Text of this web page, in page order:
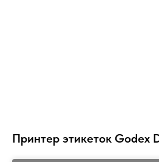
Принтер этикеток Godex